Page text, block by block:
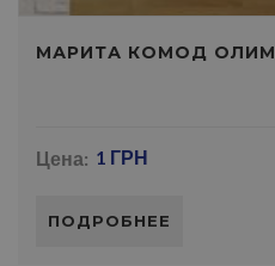
МАРИТА КОМОД
Цена: 1 ГРН
ПОДРОБНЕЕ